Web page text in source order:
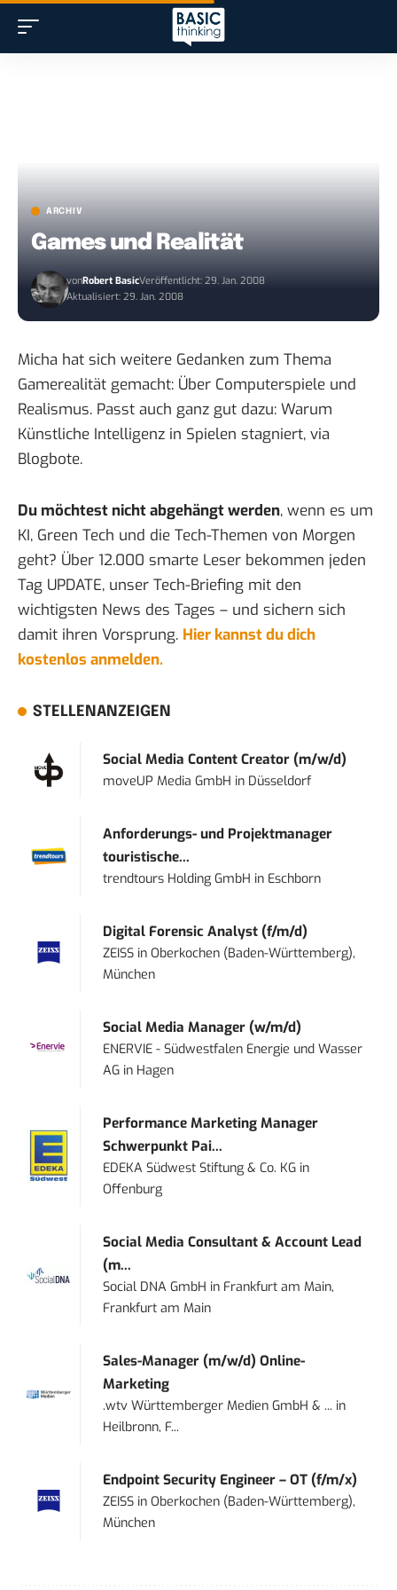
ARCHIV
Games und Realität
vonRobert BasicVeröffentlicht: 29. Jan. 2008
Aktualisiert: 29. Jan. 2008
Micha hat sich weitere Gedanken zum Thema
Gamerealität gemacht: Über Computerspiele und
Realismus. Passt auch ganz gut dazu: Warum
Künstliche Intelligenz in Spielen stagniert, via
Blogbote.
Du möchtest nicht abgehängt werden, wenn es um
KI, Green Tech und die Tech-Themen von Morgen
geht? Über 12.000 smarte Leser bekommen jeden
Tag UPDATE, unser Tech-Briefing mit den
wichtigsten News des Tages – und sichern sich
damit ihren Vorsprung. Hier kannst du dich
kostenlos anmelden.
STELLENANZEIGEN
Social Media Content Creator (m/w/d)
moveUP Media GmbH in Düsseldorf
Anforderungs- und Projektmanager
touristische...
trendtours Holding GmbH in Eschborn
Digital Forensic Analyst (f/m/d)
ZEISS inOberkochen (Baden-Württemberg),
München
Social Media Manager (w/m/d)
ENERVIE - Südwestfalen Energie und Wasser
AG in Hagen
Performance Marketing Manager
Schwerpunkt Pai...
EDEKA Südwest Stiftung & Co. KG in
Offenburg
Social Media Consultant & Account Lead
(m...
Social DNA GmbH in Frankfurt am Main,
Frankfurt am Main
Sales-Manager (m/w/d) Online-
Marketing
.wtv Württemberger Medien GmbH & ... in
Heilbronn, F...
Endpoint Security Engineer – OT (f/m/x)
ZEISS inOberkochen (Baden-Württemberg),
München